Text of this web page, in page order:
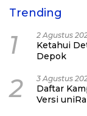
Trending
1 2 Agustus
Ketahui
Depok
2 3 Agustus
Daftar
Versi